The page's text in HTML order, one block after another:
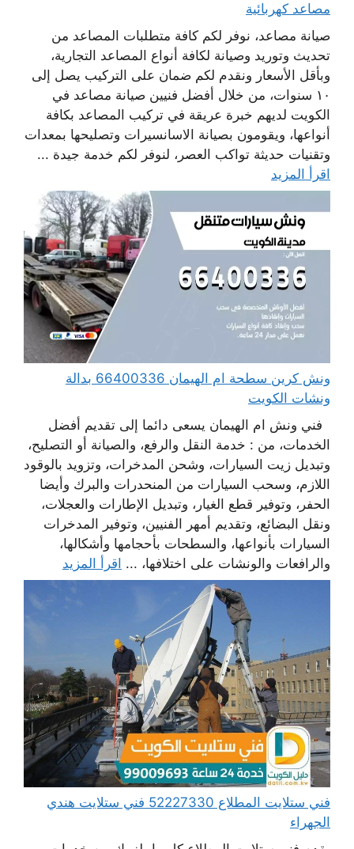
مصاعد كهربائية
صيانة مصاعد، نوفر لكم كافة متطلبات المصاعد من
تحديث وتوريد وصيانة لكافة أنواع المصاعد التجارية،
وبأقل الأسعار ونقدم لكم ضمان على التركيب يصل إلى
١٠ سنوات، من خلال أفضل فنيين صيانة مصاعد في
الكويت لديهم خبرة عريقة في تركيب المصاعد بكافة
أنواعها، ويقومون بصيانة الاسانسيرات وتصليحها بمعدات
وتقنيات حديثة تواكب العصر، لنوفر لكم خدمة جيدة ...
اقرأ المزيد
ونش كرين سطحة ام الهيمان 66400336 بدالة
ونشات الكويت
فني ونش ام الهيمان يسعى دائما إلى تقديم أفضل
الخدمات، من : خدمة النقل والرفع، والصيانة أو التصليح،
وتبديل زيت السيارات، وشحن المدخرات، وتزويد بالوقود
اللازم، وسحب السيارات من المنحدرات والبرك وأيضا
الحفر، وتوفير قطع الغيار، وتبديل الإطارات والعجلات،
ونقل البضائع، وتقديم أمهر الفنيين، وتوفير المدخرات
السيارات بأنواعها، والسطحات بأحجامها وأشكالها،
والرافعات والونشات على اختلافها، ... اقرأ المزيد
فني ستلايت المطلاع 52227330 فني ستلايت هندي
الجهراء